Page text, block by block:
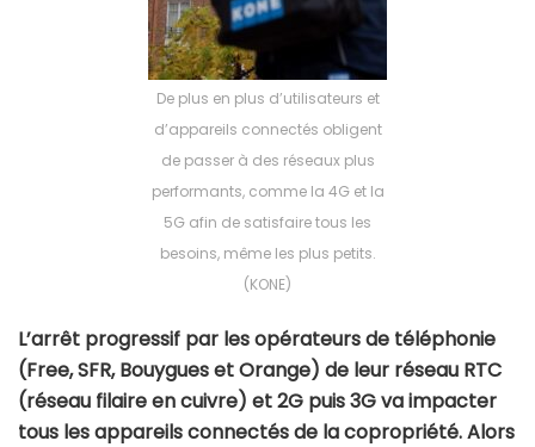
De plus en plus d’utilisateurs et
d’appareils connectés obligent
de passer à des réseaux plus
performants, comme la 4G et la
5G afin de satisfaire tous les
besoins, même les plus petits.
(KONE)
L’arrêt progressif par les opérateurs de téléphonie
(Free, SFR, Bouygues et Orange) de leur réseau RTC
(réseau filaire en cuivre) et 2G puis 3G va impacter
tous les appareils connectés de la copropriété. Alors